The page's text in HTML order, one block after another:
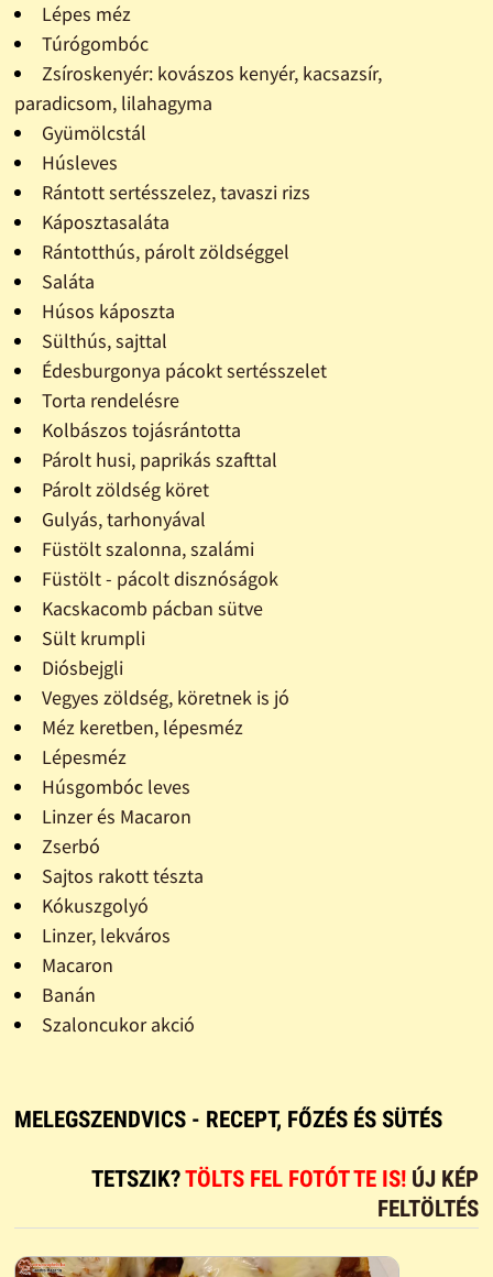
Lépes méz
Túrógombóc
Zsíroskenyér: kovászos kenyér, kacsazsír,
paradicsom, lilahagyma
Gyümölcstál
Húsleves
Rántott sertésszelez, tavaszi rizs
Káposztasaláta
Rántotthús, párolt zöldséggel
Saláta
Húsos káposzta
Sülthús, sajttal
Édesburgonya pácokt sertésszelet
Torta rendelésre
Kolbászos tojásrántotta
Párolt husi, paprikás szafttal
Párolt zöldség köret
Gulyás, tarhonyával
Füstölt szalonna, szalámi
Füstölt - pácolt disznóságok
Kacskacomb pácban sütve
Sült krumpli
Diósbejgli
Vegyes zöldség, köretnek is jó
Méz keretben, lépesméz
Lépesméz
Húsgombóc leves
Linzer és Macaron
Zserbó
Sajtos rakott tészta
Kókuszgolyó
Linzer, lekváros
Macaron
Banán
Szaloncukor akció
MELEGSZENDVICS - RECEPT, FŐZÉS ÉS SÜTÉS
TETSZIK?TÖLTS FEL FOTÓT TE IS! ÚJ KÉP
FELTÖLTÉS